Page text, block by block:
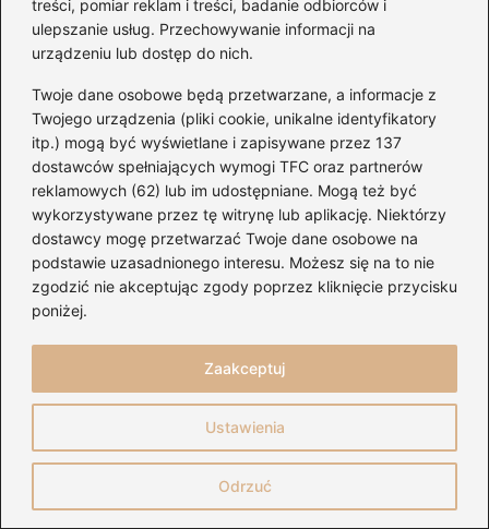
treści, pomiar reklam i treści, badanie odbiorców i
ulepszanie usług. Przechowywanie informacji na
urządzeniu lub dostęp do nich.
Twoje dane osobowe będą przetwarzane, a informacje z
Twojego urządzenia (pliki cookie, unikalne identyfikatory
itp.) mogą być wyświetlane i zapisywane przez 137
dostawców spełniających wymogi TFC oraz partnerów
reklamowych (62) lub im udostępniane. Mogą też być
wykorzystywane przez tę witrynę lub aplikację. Niektórzy
dostawcy mogę przetwarzać Twoje dane osobowe na
podstawie uzasadnionego interesu. Możesz się na to nie
zgodzić nie akceptując zgody poprzez kliknięcie przycisku
poniżej.
Ustawienia
Odrzuć
Zaakceptuj
Chwyty gitarowe Justina Biebera —
proste akordy na start